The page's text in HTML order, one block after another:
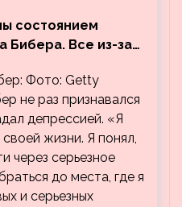
состоянием
Бибера. Все из-за
Фото: Getty
не раз признавался
депрессией. «Я
жизни. Я понял,
через серьезное
до места, где я
и серьезных